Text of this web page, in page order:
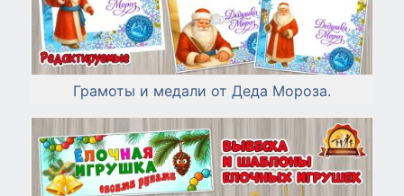
Грамоты и медали от Деда Мороза.